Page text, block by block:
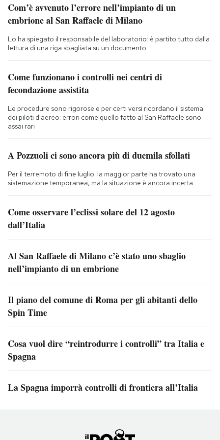
Com’è avvenuto l’errore nell’impianto di un
embrione al San Raffaele di Milano
Lo ha spiegato il responsabile del laboratorio: è partito tutto dalla
lettura di una riga sbagliata su un documento
Come funzionano i controlli nei centri di
fecondazione assistita
Le procedure sono rigorose e per certi versi ricordano il sistema
dei piloti d'aereo: errori come quello fatto al San Raffaele sono
assai rari
A Pozzuoli ci sono ancora più di duemila sfollati
Per il terremoto di fine luglio: la maggior parte ha trovato una
sistemazione temporanea, ma la situazione è ancora incerta
Come osservare l’eclissi solare del 12 agosto
dall’Italia
Al San Raffaele di Milano c’è stato uno sbaglio
nell’impianto di un embrione
Il piano del comune di Roma per gli abitanti dello
Spin Time
Cosa vuol dire “reintrodurre i controlli” tra Italia e
Spagna
La Spagna imporrà controlli di frontiera all’Italia